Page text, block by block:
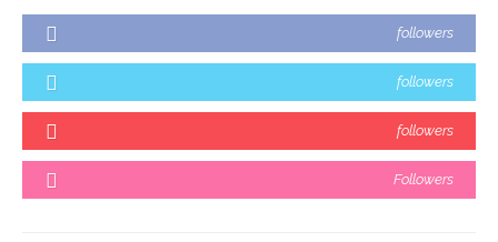
followers
followers
followers
Followers